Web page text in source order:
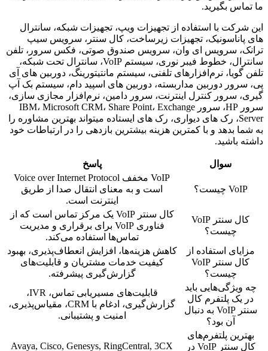
ما تماس بگیرید.
این شرکت با استفاده از تجهیزات ویپ، تجهیزات شبکه، سانترال
های پاناسونیک، تجهیزات زیرساخت، کال سنتر، سرویس سیپ
ترانک، سرویس ای وان، سرویس صندوق صوتی، فکس سرور، تلفن
سانترال، خطوط فیبر نوری، سیستم VoIP، سانترال تحت شبکه،
تلفن گویا، نرم‌افزارهای تلفنی، سیستم مانتیتورینگ، دوربین های آی
پی، سرور دوربین مداربسته، دوربین های اسپید دام، سیستم بک آپ
گیری، سرور کنترل اینترنت، سرور دامین، نرم‌افزار مجازی سازی،
سرور HP، سرور IBM، Microsoft CRM، Share Point، Exchange
Server، رک های دیواری، رک های ایستاده میتواند بهترین مشاوره را
به شما بدهد و با کمترین هزینه بیشترین بازدهی را در ارتباطات خود
داشته باشید.
سوال پاسخ
VoIP چیست؟
VoIP مخفف Voice over Internet Protocol
است و به معنای انتقال صدا از طریق
اینترنت است.
کال سنتر VoIP
چیست؟
کال سنتر VoIP یک مرکز تماس است که از
فناوری VoIP برای برقراری و مدیریت
تماس‌ها استفاده می‌کند.
مزایای استفاده از
کال سنتر VoIP
چیست؟
کاهش هزینه‌ها، افزایش انعطاف‌پذیری، بهبود
کیفیت خدمات مشتریان و قابلیت‌های
گزارش‌گیری پیشرفته.
چه ویژگی‌هایی باید
در یک پلتفرم کال
سنتر VoIP به دنبال
آن بود؟
قابلیت‌های مسیریابی تماس، IVR،
گزارش‌گیری، ادغام با CRM، مقیاس‌پذیری،
امنیت و پشتیبانی.
بهترین پلتفرم‌های
کال سنتر VoIP در
Avaya, Cisco, Genesys, RingCentral, 3CX